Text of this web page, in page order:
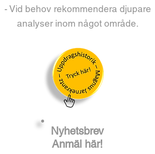
- Vid behov rekommendera djupare
analyser inom något område.
Nyhetsbrev
Anmäl här!